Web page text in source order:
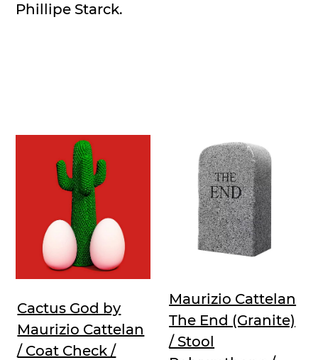
Phillipe Starck.
Cactus God by
Maurizio Cattelan
/ Coat Check /
Maurizio Cattelan
The End (Granite)
/ Stool